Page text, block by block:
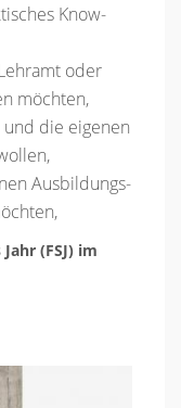
Know-
oder
möchten,
die eigenen
Ausbildungs-
(FSJ) im